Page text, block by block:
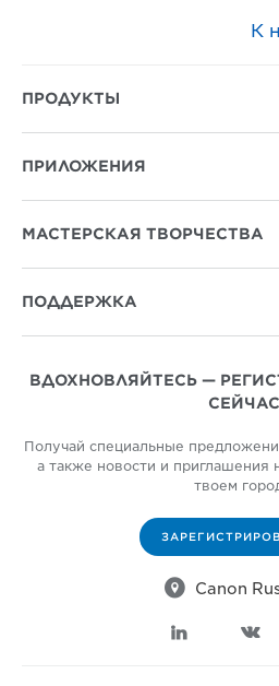
К
ПРОДУКТЫ
ПРИЛОЖЕНИЯ
МАСТЕРСКАЯ ТВОРЧЕСТВА
ПОДДЕРЖКА
ВДОХНОВЛЯЙТЕСЬ —
СЕЙЧАС
Получай специальные
а также новости и приглашения
твоем
 Canon
 